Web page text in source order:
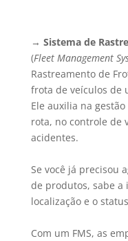
→ Sistema de
(Fleet Management
Rastreamento de
frota de veículos de
Ele auxilia na
rota, no controle de
acidentes.
Se você já precisou
de produtos, sabe a
localização e o
Com um FMS, as